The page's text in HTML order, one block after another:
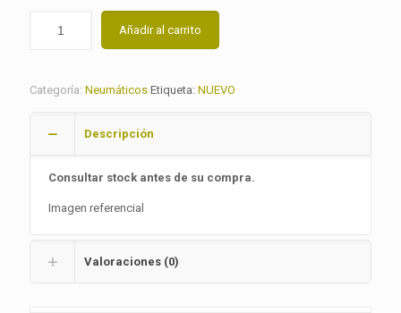
Añadir al carrito
Categoría: Neumáticos Etiqueta: NUEVO
Descripción
Consultar stock antes de su compra.
Imagen referencial
Valoraciones (0)